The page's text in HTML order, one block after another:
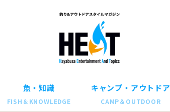
魚・知識
FISH＆KNOWLEDGE
キャンプ・アウトドア
CAMP＆OUTDOOR